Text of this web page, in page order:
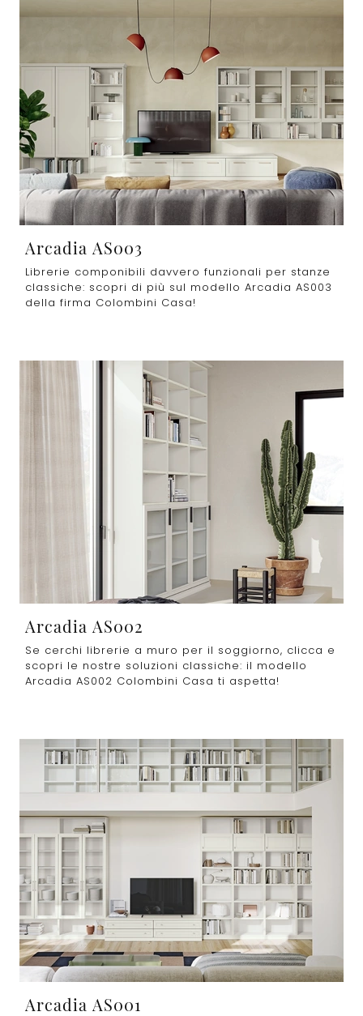
Arcadia AS003
Librerie componibili davvero funzionali per stanze
classiche: scopri di più sul modello Arcadia AS003
della firma Colombini Casa!
Arcadia AS002
Se cerchi librerie a muro per il soggiorno, clicca e
scopri le nostre soluzioni classiche: il modello
Arcadia AS002 Colombini Casa ti aspetta!
Arcadia AS001